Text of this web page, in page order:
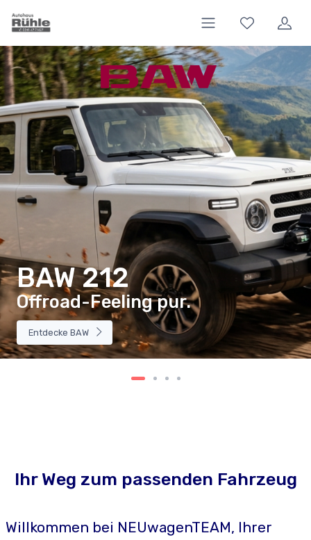
BAW 212
Offroad-Feeling pur.
Entdecke BAW
Ihr Weg zum passenden Fahrzeug
Willkommen bei NEUwagenTEAM, Ihrer